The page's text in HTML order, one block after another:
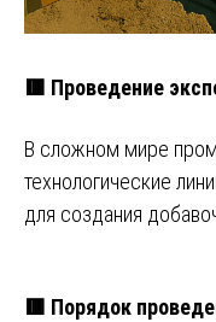
🟥 Проведение
В сложном мире
технологические
для создания
🟥 Порядок